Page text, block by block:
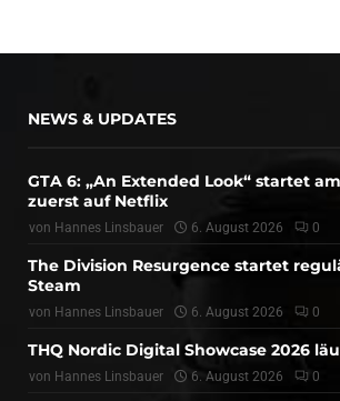
NEWS & UPDATES
GTA 6: „An Extended Look“ startet
zuerst auf Netflix
von Hannes Linsbauer 6. August 2026 0
The Division Resurgence startet
Steam
von Hannes Linsbauer 6. August 2026 0
THQ Nordic Digital Showcase 2026
von Hannes Linsbauer 6. August 2026 0